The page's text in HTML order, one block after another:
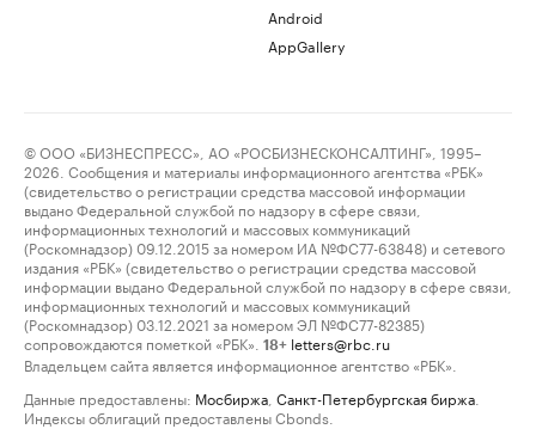
Android
AppGallery
© ООО «БИЗНЕСПРЕСС», АО «РОСБИЗНЕСКОНСАЛТИНГ», 1995–
2026. Сообщения и материалы информационного агентства «РБК»
(свидетельство о регистрации средства массовой информации
выдано Федеральной службой по надзору в сфере связи,
информационных технологий и массовых коммуникаций
(Роскомнадзор) 09.12.2015 за номером ИА №ФС77-63848) и сетевого
издания «РБК» (свидетельство о регистрации средства массовой
информации выдано Федеральной службой по надзору в сфере связи,
информационных технологий и массовых коммуникаций
(Роскомнадзор) 03.12.2021 за номером ЭЛ №ФС77-82385)
сопровождаются пометкой «РБК».
18+ letters@rbc.ru
Владельцем сайта является информационное агентство «РБК».
Данные предоставлены: Мосбиржа Санкт-Петербургская биржа
Индексы облигаций предоставлены Cbonds.